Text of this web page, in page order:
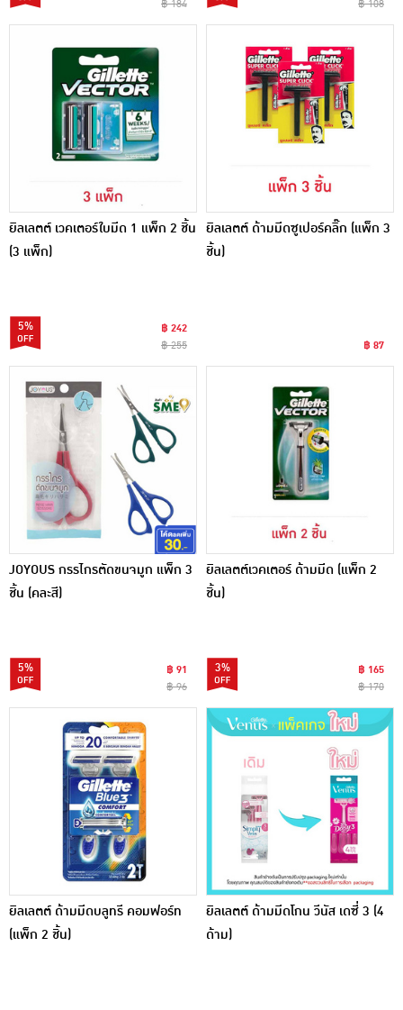
฿ 184 ฿ 108
ยิลเลตต์ เวคเตอร์ใบมีด 1 แพ็ก 2 ชิ้น
(3 แพ็ก)
5%
฿ 242
฿ 255
ยิลเลตต์ ด้ามมีดซูเปอร์คลิ๊ก (แพ็ก 3
ชิ้น)
฿ 87
JOYOUS กรรไกรตัดขนจมูก แพ็ก 3
ชิ้น (คละสี)
5%
฿ 91
฿ 96
ยิลเลตต์เวคเตอร์ ด้ามมีด (แพ็ก 2
ชิ้น)
3%
฿ 165
฿ 170
ยิลเลตต์ ด้ามมีดบลูทรี คอมฟอร์ท
(แพ็ก 2 ชิ้น)
ยิลเลตต์ ด้ามมีดโกน วีนัส เดซี่ 3 (4
ด้าม)